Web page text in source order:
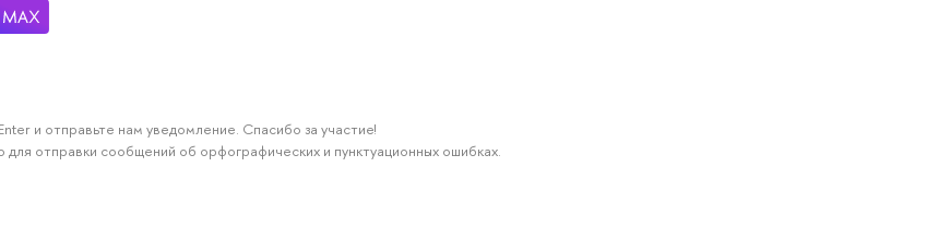
и отправьте нам уведомление. Спасибо за участие!
для отправки сообщений об орфографических и пунктуационных ошибках.